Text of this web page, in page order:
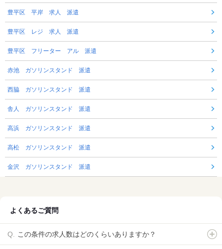
豊平区 平岸 求人 派遣
豊平区 レジ 求人 派遣
豊平区 フリーター アル 派遣
赤池 ガソリンスタンド 派遣
西脇 ガソリンスタンド 派遣
舎人 ガソリンスタンド 派遣
高浜 ガソリンスタンド 派遣
高松 ガソリンスタンド 派遣
金沢 ガソリンスタンド 派遣
よくあるご質問
この条件の求人数はどのくらいありますか？